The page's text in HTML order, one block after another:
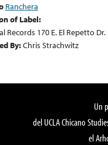
Ranchera
of Label:
Records 170 E. El Repetto
By:Chris Strachwitz
Un
del UCLA Chicano
el